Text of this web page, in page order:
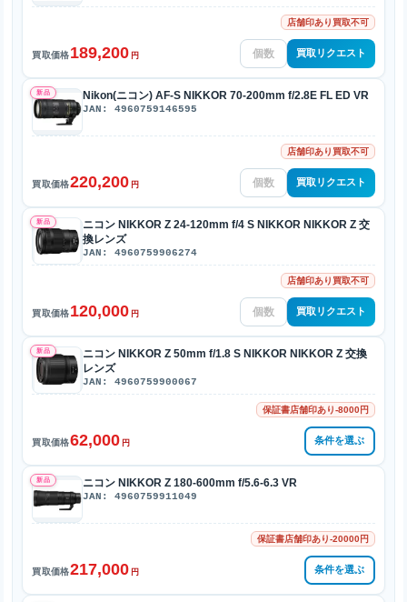
店舗印あり買取不可
買取価格189,200 円 買取リクエスト
新品 Nikon(ニコン) AF-S NIKKOR 70-200mm f/2.8E FL ED VR
JAN: 4960759146595
店舗印あり買取不可
買取価格220,200 円 買取リクエスト
新品
ニコン NIKKOR Z 24-120mm f/4 S NIKKOR NIKKOR Z 交
換レンズ
JAN: 4960759906274
店舗印あり買取不可
買取価格120,000 円 買取リクエスト
新品
ニコン NIKKOR Z 50mm f/1.8 S NIKKOR NIKKOR Z 交換
レンズ
JAN: 4960759900067
保証書店舗印あり-8000円
買取価格62,000 円 条件を選ぶ
新品 ニコン NIKKOR Z 180-600mm f/5.6-6.3 VR
JAN: 4960759911049
保証書店舗印あり-20000円
買取価格217,000 円 条件を選ぶ